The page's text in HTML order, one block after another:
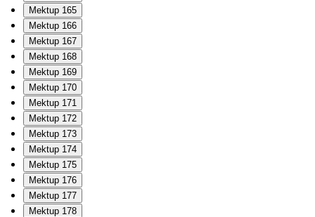
Mektup 165
Mektup 166
Mektup 167
Mektup 168
Mektup 169
Mektup 170
Mektup 171
Mektup 172
Mektup 173
Mektup 174
Mektup 175
Mektup 176
Mektup 177
Mektup 178